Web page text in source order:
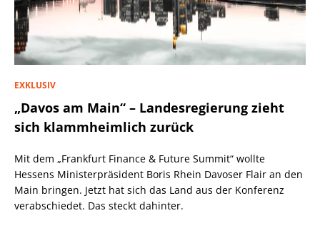
EXKLUSIV
„Davos am Main“ – Landesregierung zieht
sich klammheimlich zurück
Mit dem „Frankfurt Finance & Future Summit“ wollte
Hessens Ministerpräsident Boris Rhein Davoser Flair an den
Main bringen. Jetzt hat sich das Land aus der Konferenz
verabschiedet. Das steckt dahinter.